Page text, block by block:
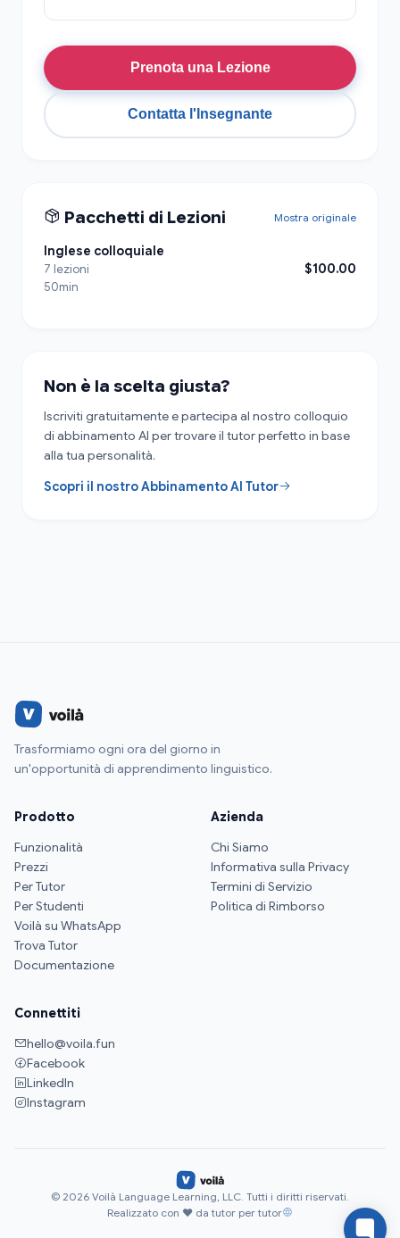
Prenota una Lezione
Contatta l'Insegnante
Pacchetti di Lezioni Mostra originale
Inglese colloquiale
7 lezioni
50min
$100.00
Non è la scelta giusta?
Iscriviti gratuitamente e partecipa al nostro colloquio
di abbinamento AI per trovare il tutor perfetto in base
alla tua personalità.
Scopri il nostro Abbinamento AI Tutor
Trasformiamo ogni ora del giorno in
un'opportunità di apprendimento linguistico.
Prodotto
Funzionalità
Prezzi
Per Tutor
Per Studenti
Voilà su WhatsApp
Trova Tutor
Documentazione
Azienda
Chi Siamo
Informativa sulla Privacy
Termini di Servizio
Politica di Rimborso
Connettiti
hello@voila.fun
Facebook
LinkedIn
Instagram
© 2026 Voilà Language Learning, LLC. Tutti i diritti riservati.
Realizzato con ♥ da tutor per tutor